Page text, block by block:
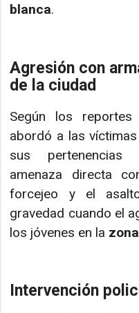
blanca.
Agresión con
de la ciudad
Según los reportes
abordó a las
sus pertenencias
amenaza directa
forcejeo y el
gravedad cuando el
los jóvenes en la
Intervención